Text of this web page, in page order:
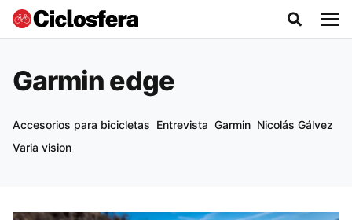
Garmin edge
Accesorios para bicicletas Entrevista Garmin Nicolás Gálvez
Varia vision